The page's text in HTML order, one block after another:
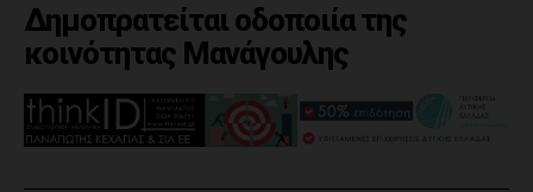
Δημοπρατείται οδοποιία της
κοινότητας Μανάγουλης